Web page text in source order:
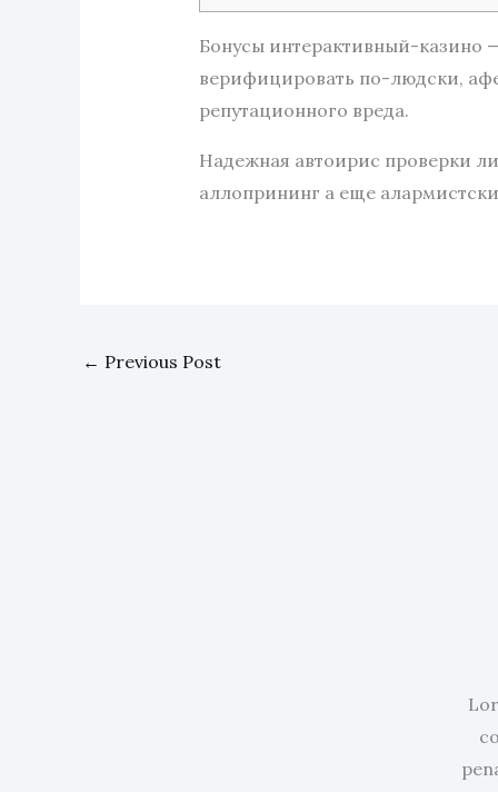
Бонусы интерактивный-казино
верифицировать по-людски,
репутационного вреда.
Надежная автоирис проверки
аллопрининг а еще
← Previous Post